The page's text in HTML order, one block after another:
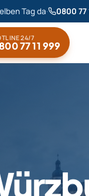
Tag da· 0800 77
24/7
77 11 999